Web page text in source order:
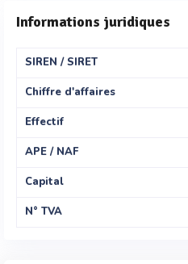
Informations juridiques
SIREN / SIRET
Chiffre d'affaires
Effectif
APE / NAF
Capital
N° TVA